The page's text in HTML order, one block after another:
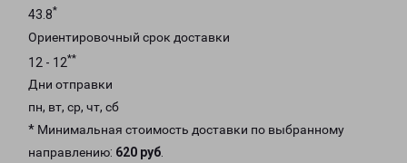
43.8*
Ориентировочный срок доставки
12 - 12**
Дни отправки
пн, вт, ср, чт, сб
* Минимальная стоимость доставки по выбранному
направлению: 620 руб.